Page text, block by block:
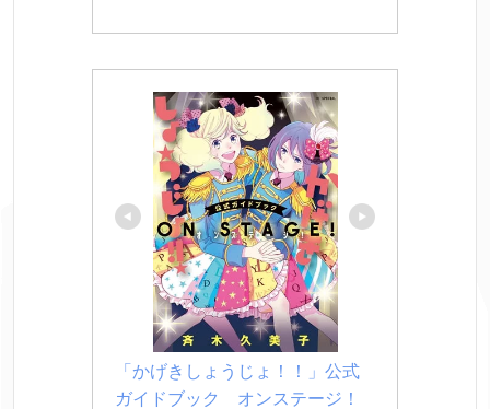
「かげきしょうじょ！！」公式
ガイドブック　オンステージ！